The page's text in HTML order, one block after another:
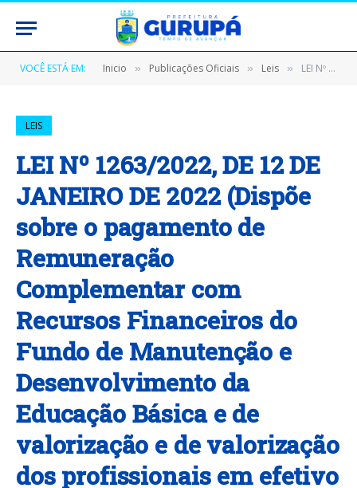
VOCÊ ESTÁ EM: Inicio » Publicações Oficiais » Leis » LEI Nº 1263/2022, DE 12 DE JANEIRO DE 2022 (Dispõe sobre o pagamento de Remuneração Complementar com Recursos Financeiros do Fundo de Manutenção e Desenvolvimento da Educação Básica e de valorização e de valorização dos profissionais em efetivo exercício nas atividades da educação básica do município de Gurupá e dá outras providências)
LEIS
LEI Nº 1263/2022, DE 12 DE
JANEIRO DE 2022 (Dispõe
sobre o pagamento de
Remuneração
Complementar com
Recursos Financeiros do
Fundo de Manutenção e
Desenvolvimento da
Educação Básica e de
valorização e de valorização
dos profissionais em efetivo